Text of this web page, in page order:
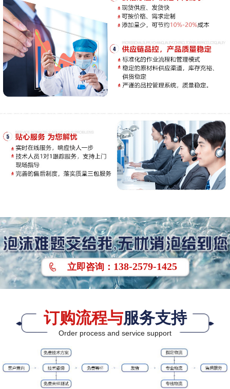
立即咨询 ： 138-2579-1425
订购流程与服务支持
Order process and service support